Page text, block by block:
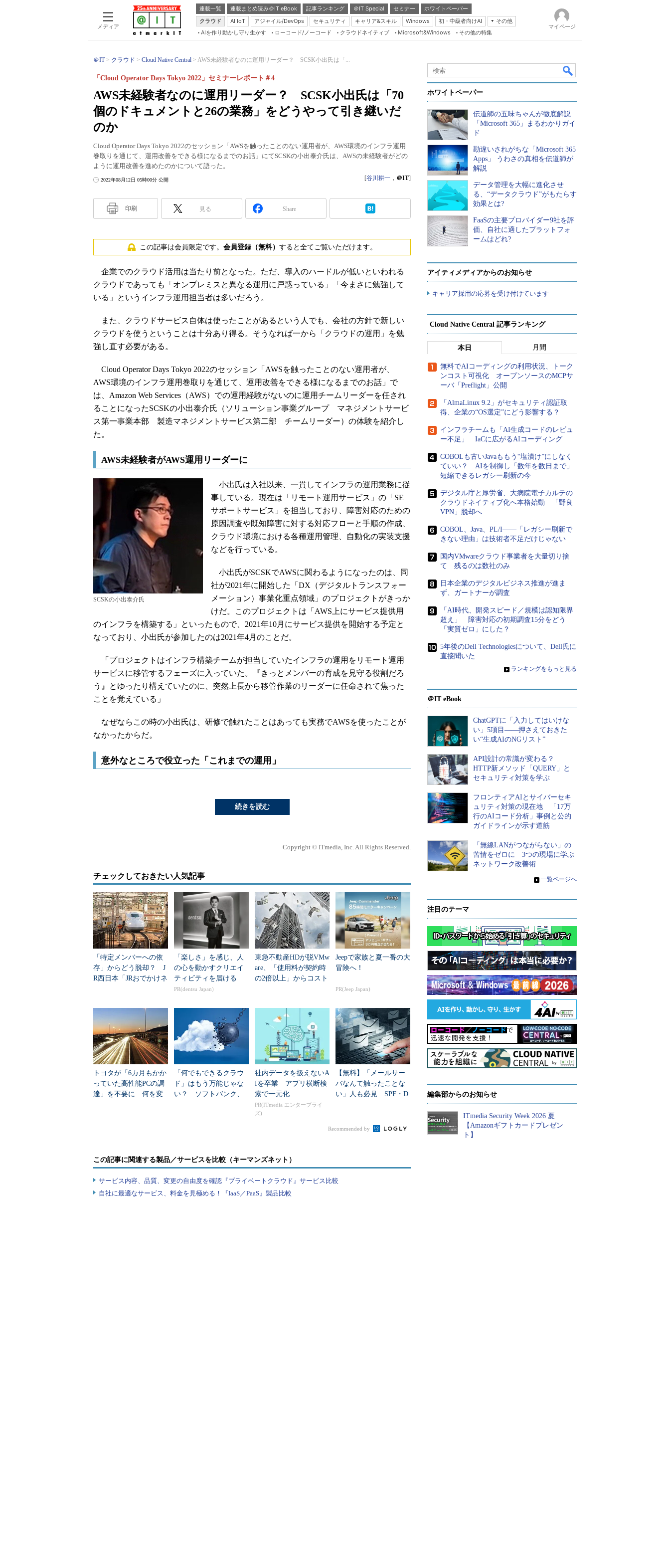
メディア
連載一覧 連載まとめ読み＠IT eBook 記事ランキング ＠IT Special セミナー
ホワイトペーパー
クラウド
AI IoT アジャイル/DevOps セキュリティ キャリア&スキル Windows 初・中級者向けAI
その他
Server & Storage
Java Agile
Database Expert
Master of IP Network
Security & Trust
Test & Tools
Insider.NET
AIを作り動かし守り生かす ローコード/ノーコード クラウドネイティブ Microsoft&Windows その他の特集
マイページ
＠IT クラウド Cloud Native Central AWS未経験者なのに運用リーダー？ SCSK小出氏は「...
AWS未経験者なのに運用リーダー？ SCSK小出氏は「70
個のドキュメントと26の業務」をどうやって引き継いだ
のか
「Cloud Operator Days Tokyo 2022」セミナーレポート＃4
Cloud Operator Days Tokyo 2022のセッション「AWSを触ったことのない運用者が、AWS環境のインフラ運用
巻取りを通じて、運用改善をできる様になるまでのお話」にてSCSKの小出泰介氏は、AWSの未経験者がどの
ように運用改善を進めたのかについて語った。
2022年08月12日 05時00分 公開 [谷川耕一 ， ＠IT]
印刷 見る Share
この記事は会員限定です。 会員登録（無料） すると全てご覧いただけます。
企業でのクラウド活用は当たり前となった。ただ、導入のハードルが低いといわれる
クラウドであっても「オンプレミスと異なる運用に戸惑っている」「今まさに勉強して
いる」というインフラ運用担当者は多いだろう。
また、クラウドサービス自体は使ったことがあるという人でも、会社の方針で新しい
クラウドを使うということは十分あり得る。そうなれば一から「クラウドの運用」を勉
強し直す必要がある。
Cloud Operator Days Tokyo 2022のセッション「AWSを触ったことのない運用者が、
AWS環境のインフラ運用巻取りを通じて、運用改善をできる様になるまでのお話」で
は、Amazon Web Services（AWS）での運用経験がないのに運用チームリーダーを任され
ることになったSCSKの小出泰介氏（ソリューション事業グループ マネジメントサービ
ス第一事業本部 製造マネジメントサービス第二部 チームリーダー）の体験を紹介し
た。
AWS未経験者がAWS運用リーダーに
SCSKの小出泰介氏
小出氏は入社以来、一貫してインフラの運用業務に従
事している。現在は「リモート運用サービス」の「SE
サポートサービス」を担当しており、障害対応のための
原因調査や既知障害に対する対応フローと手順の作成、
クラウド環境における各種運用管理、自動化の実装支援
などを行っている。
小出氏がSCSKでAWSに関わるようになったのは、同
社が2021年に開始した「DX（デジタルトランスフォー
メーション）事業化重点領域」のプロジェクトがきっか
けだ。このプロジェクトは「AWS上にサービス提供用
のインフラを構築する」といったもので、2021年10月にサービス提供を開始する予定と
なっており、小出氏が参加したのは2021年4月のことだ。
「プロジェクトはインフラ構築チームが担当していたインフラの運用をリモート運用
サービスに移管するフェーズに入っていた。『きっとメンバーの育成を見守る役割だろ
う』とゆったり構えていたのに、突然上長から移管作業のリーダーに任命されて焦った
ことを覚えている」
なぜならこの時の小出氏は、研修で触れたことはあっても実務でAWSを使ったことが
なかったからだ。
意外なところで役立った「これまでの運用」
続きを読む
Copyright © ITmedia, Inc. All Rights Reserved.
チェックしておきたい人気記事
「特定メンバーへの依
存」からどう脱却？ J
R西日本「JRおでかけネ
ーチ
「楽しさ」を感じ、人
の心を動かすクリエイ
ティビティを届ける
PR(dentsu Japan)
東急不動産HDが脱VMw
are、「使用料が契約時
の2倍以上」からコスト
Jeepで家族と夏一番の大
冒険へ！
PR(Jeep Japan)
トヨタが「6カ月もかか
っていた高性能PCの調
達」を不要に 何を変
「何でもできるクラウ
ド」はもう万能じゃな
い？ ソフトバンク、
社内データを扱えないA
Iを卒業 アプリ横断検
索で一元化
PR(ITmedia エンタープライ
ズ)
【無料】「メールサー
バなんて触ったことな
い」人も必見 SPF・D
Recommended by
この記事に関連する製品／サービスを比較（キーマンズネット）
サービス内容、品質、変更の自由度を確認『プライベートクラウド』サービス比較
自社に最適なサービス、料金を見極める！『IaaS／PaaS』製品比較
ホワイトペーパー
伝道師の五味ちゃんが徹底解説
「Microsoft 365」まるわかりガイ
ド
勘違いされがちな「Microsoft 365
Apps」 うわさの真相を伝道師が
解説
データ管理を大幅に進化させ
る、“データクラウド”がもたらす
効果とは?
FaaSの主要プロバイダー9社を評
価、自社に適したプラットフォ
ームはどれ?
アイティメディアからのお知らせ
キャリア採用の応募を受け付けています
Cloud Native Central 記事ランキング
本日 月間
無料でAIコーディングの利用状況、トーク
ンコスト可視化 オープンソースのMCPサ
ーバ「Preflight」公開
「AlmaLinux 9.2」がセキュリティ認証取
得、企業の“OS選定”にどう影響する？
インフラチームも「AI生成コードのレビュ
ー不足」 IaCに広がるAIコーディング
COBOLも古いJavaももう“塩漬け”にしなく
ていい？ AIを制御し「数年を数日まで」
短縮できるレガシー刷新の今
デジタル庁と厚労省、大病院電子カルテの
クラウドネイティブ化へ本格始動 「野良
VPN」脱却へ
COBOL、Java、PL/I――「レガシー刷新で
きない理由」は技術者不足だけじゃない
国内VMwareクラウド事業者を大量切り捨
て 残るのは数社のみ
日本企業のデジタルビジネス推進が進ま
ず、ガートナーが調査
「AI時代、開発スピード／規模は認知限界
超え」 障害対応の初期調査15分をどう
「実質ゼロ」にした？
5年後のDell Technologiesについて、Dell氏に
直接聞いた
» ランキングをもっと見る
＠IT eBook
ChatGPTに「入力してはいけな
い」5項目――押さえておきた
い“生成AIのNGリスト”
API設計の常識が変わる？
HTTP新メソッド「QUERY」と
セキュリティ対策を学ぶ
フロンティアAIとサイバーセキ
ュリティ対策の現在地 「17万
行のAIコード分析」事例と公的
ガイドラインが示す道筋
「無線LANがつながらない」の
苦情をゼロに 3つの現場に学ぶ
ネットワーク改善術
» 一覧ページへ
注目のテーマ
編集部からのお知らせ
ITmedia Security Week 2026 夏
【Amazonギフトカードプレゼン
ト】